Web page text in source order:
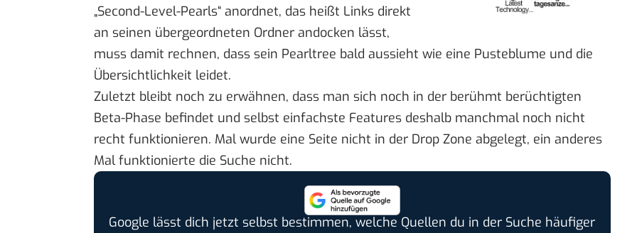
„Second-Level-Pearls“ anordnet, das heißt Links direkt
an seinen übergeordneten Ordner andocken lässt,
muss damit rechnen, dass sein Pearltree bald aussieht wie eine Pusteblume und die
Übersichtlichkeit leidet.
Zuletzt bleibt noch zu erwähnen, dass man sich noch in der berühmt berüchtigten
Beta-Phase befindet und selbst einfachste Features deshalb manchmal noch nicht
recht funktionieren. Mal wurde eine Seite nicht in der Drop Zone abgelegt, ein anderes
Mal funktionierte die Suche nicht.
Google lässt dich jetzt selbst bestimmen, welche Quellen du in der Suche häufiger